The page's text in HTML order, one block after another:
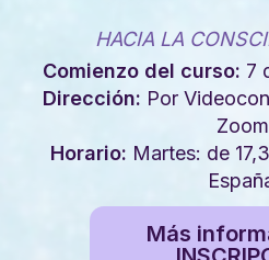
HACIA LA
Comienzo del curso: 7
Dirección: Por
Horario: Martes: de
Más